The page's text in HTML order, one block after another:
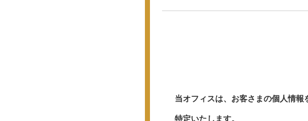
当オフィスは、お客さまの個人情
特定いたします。